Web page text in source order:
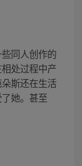
同人创作的
处过程中产
斯还在生活
她。甚至